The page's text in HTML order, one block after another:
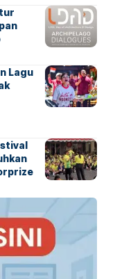
Lagu